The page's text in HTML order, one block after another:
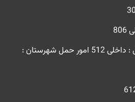
512
امور حمل شهرستان :